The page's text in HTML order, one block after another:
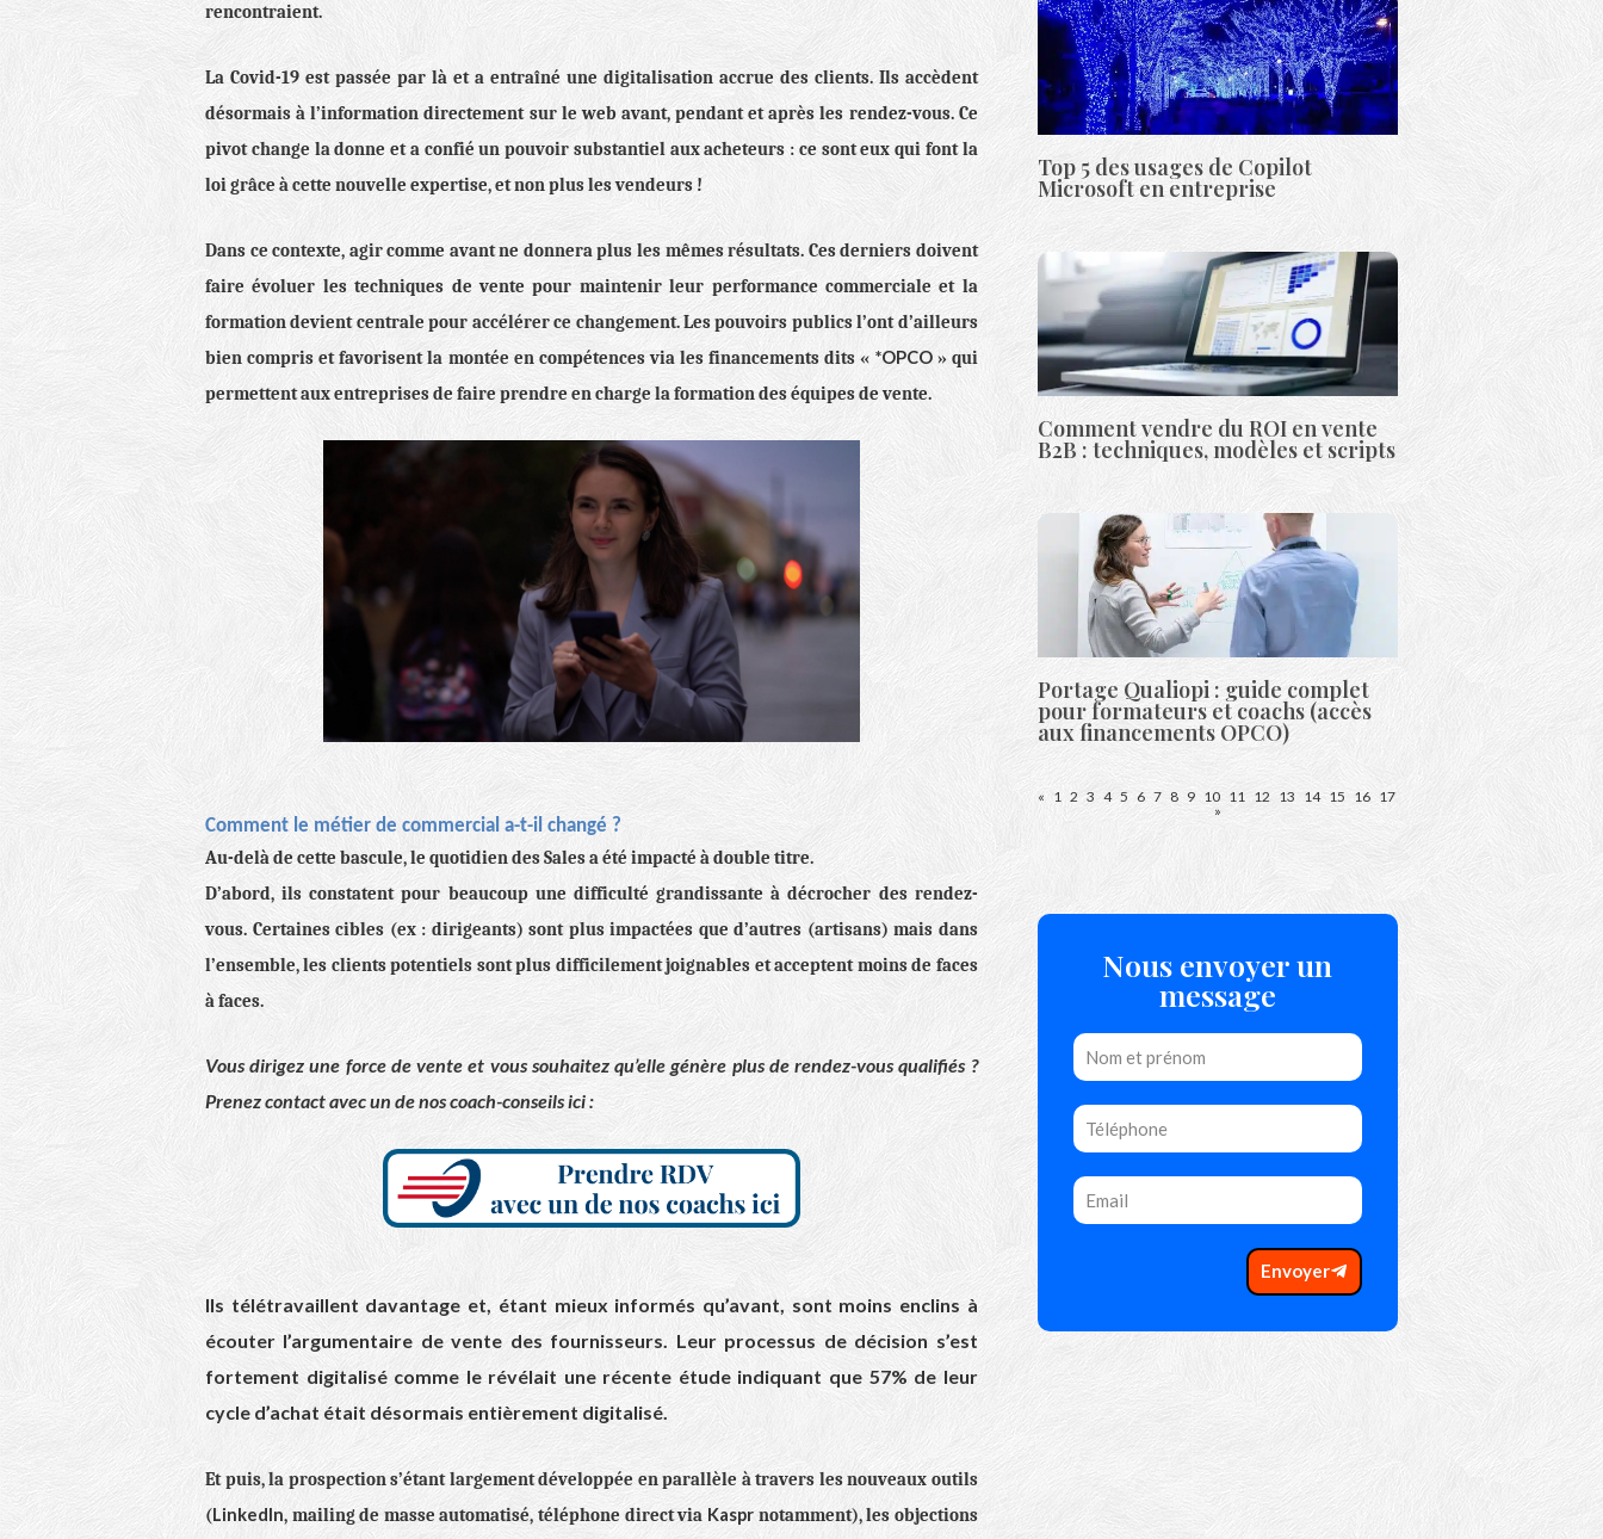
rencontraient.
La Covid-19 est passée par là et a entraîné une digitalisation accrue des clients. Ils accèdent
désormais à l’information directement sur le web avant, pendant et après les rendez-vous. Ce
pivot change la donne et a confié un pouvoir substantiel aux acheteurs : ce sont eux qui font la
loi grâce à cette nouvelle expertise, et non plus les vendeurs !
Dans ce contexte, agir comme avant ne donnera plus les mêmes résultats. Ces derniers doivent
faire évoluer les techniques de vente pour maintenir leur performance commerciale et la
formation devient centrale pour accélérer ce changement. Les pouvoirs publics l’ont d’ailleurs
bien compris et favorisent la montée en compétences via les financements dits « *OPCO» qui
permettent aux entreprises de faire prendre en charge la formation des équipes de vente.
Comment le métier de commercial a-t-il changé ?
Au-delà de cette bascule, le quotidien des Sales a été impacté à double titre.
D’abord, ils constatent pour beaucoup une difficulté grandissante à décrocher des rendez-
vous. Certaines cibles (ex : dirigeants) sont plus impactées que d’autres (artisans) mais dans
l’ensemble, les clients potentiels sont plus difficilement joignables et acceptent moins de faces
à faces.
Vous dirigez une force de vente et vous souhaitez qu’elle génère plus de rendez-vous qualifiés ?
Prenez contact avec un de nos coach-conseils ici :
Ils télétravaillent davantage et, étant mieux informés qu’avant, sont moins enclins à
écouter l’argumentaire de vente des fournisseurs. Leur processus de décision s’est
fortement digitalisé comme le révélait une récente étude indiquant que 57% de leur
cycle d’achat était désormais entièrement digitalisé.
Et puis, la prospection s’étant largement développée en parallèle à travers les nouveaux outils
(LinkedIn, mailing de masse automatisé, téléphone direct via Kasprnotamment), les objections
Top 5 des usages de Copilot
Microsoft en entreprise
Comment vendre du ROI en vente
B2B : techniques, modèles et scripts
Portage Qualiopi : guide complet
pour formateurs et coachs (accès
aux financements OPCO)
« 1 2 3 4 5 6 7 8 9 10 11 12 13 14 15 16 17
»
Nous envoyer un
message
Envoyer